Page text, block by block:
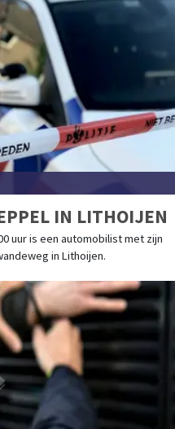
IN LITHOIJEN
uur is een automobilist met zijn
in Lithoijen.